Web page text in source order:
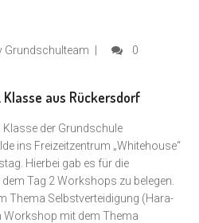
Grundschulteam
0
aus Rückersdorf
Klasse der Grundschule
ins Freizeitzentrum „Whitehouse“
Hierbei gab es für die
Tag 2 Workshops zu belegen.
Thema Selbstverteidigung (Hara-
Workshop mit dem Thema